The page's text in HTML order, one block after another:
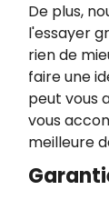
De plus,
l'essayer
rien de
faire une
peut vous
vous
meilleure